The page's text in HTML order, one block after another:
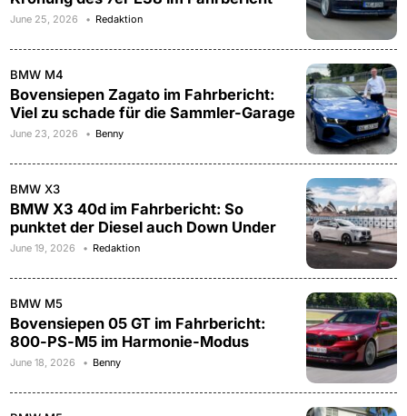
June 25, 2026 Redaktion
BMW M4
Bovensiepen Zagato im Fahrbericht:
Viel zu schade für die Sammler-Garage
June 23, 2026 Benny
BMW X3
BMW X3 40d im Fahrbericht: So
punktet der Diesel auch Down Under
June 19, 2026 Redaktion
BMW M5
Bovensiepen 05 GT im Fahrbericht:
800-PS-M5 im Harmonie-Modus
June 18, 2026 Benny